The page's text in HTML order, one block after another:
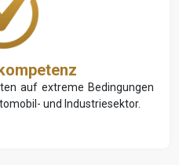
auf extreme Bedingungen
und Industriesektor.